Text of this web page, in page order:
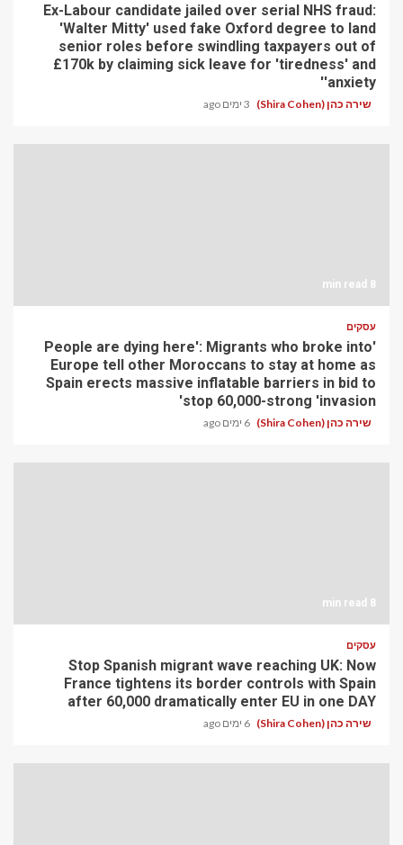
Ex-Labour candidate jailed over serial NHS fraud:
'Walter Mitty' used fake Oxford degree to land
senior roles before swindling taxpayers out of
£170k by claiming sick leave for 'tiredness' and
'anxiety'
שירה כהן (Shira Cohen) 3 ימים ago
8 min read
עסקים
'People are dying here': Migrants who broke into
Europe tell other Moroccans to stay at home as
Spain erects massive inflatable barriers in bid to
stop 60,000-strong 'invasion'
שירה כהן (Shira Cohen) 6 ימים ago
8 min read
עסקים
Stop Spanish migrant wave reaching UK: Now
France tightens its border controls with Spain
after 60,000 dramatically enter EU in one DAY
שירה כהן (Shira Cohen) 6 ימים ago